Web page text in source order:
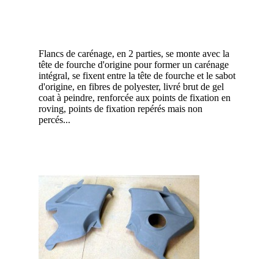
Flancs de carénage, en 2 parties, se monte avec la
tête de fourche d'origine pour former un carénage
intégral, se fixent entre la tête de fourche et le sabot
d'origine, en fibres de polyester, livré brut de gel
coat à peindre, renforcée aux points de fixation en
roving, points de fixation repérés mais non
percés...